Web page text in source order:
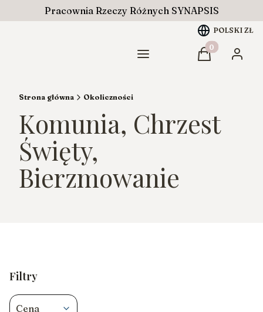
Pracownia Rzeczy Różnych SYNAPSIS
POLSKI ZŁ
Menu Produkty w
Koszyk
Strona główna Okoliczności
Komunia, Chrzest
Święty,
Bierzmowanie
Filtry
Cena